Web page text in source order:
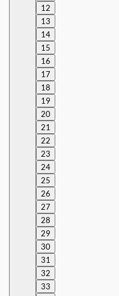
12
13
14
15
16
17
18
19
20
21
22
23
24
25
26
27
28
29
30
31
32
33